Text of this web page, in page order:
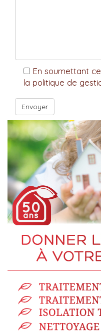
En soumettant
la politique de